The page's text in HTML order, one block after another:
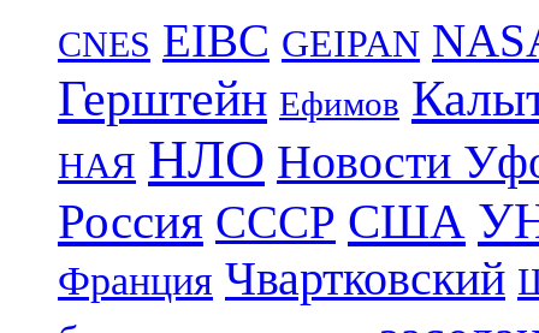
CNES EIBC GEIPAN
Герштейн Ефимов
НАЯ НЛО Новости
Россия СССР США
Франция Чвартковский